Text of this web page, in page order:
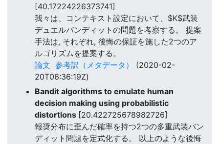
[40.17224226373741]
我々は、コンテキスト設定において、$K$武装
デュエルバンディットの問題を考察する。 提案
手法は, それぞれ, 後悔の保証を施した2つのア
ルゴリズムを提案する。
論文 参考訳（メタデータ）
(2020-02-
20T06:36:19Z)
Bandit algorithms to emulate human
decision making using probabilistic
distortions [20.422725678982726]
報奨分布に歪んだ確率を持つ2つの多重武装バン
ディット問題を定式化する。 以上のような後悔